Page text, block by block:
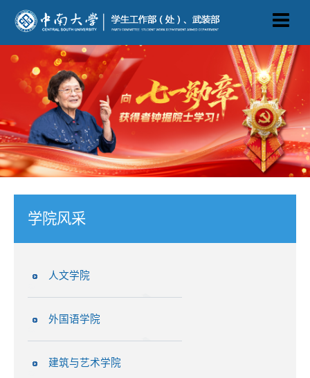
学院风采
人文学院
外国语学院
建筑与艺术学院